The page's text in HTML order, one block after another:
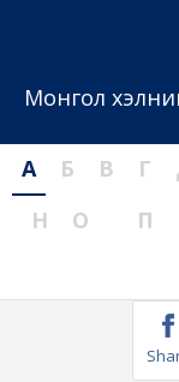
Монгол
А Б В Г
Н
О П